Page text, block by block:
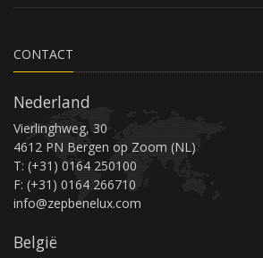
CONTACT
Nederland
Vierlinghweg, 30
4612 PN Bergen op Zoom (NL)
T: (+31) 0164 250100
F: (+31) 0164 266710
info@zepbenelux.com
België